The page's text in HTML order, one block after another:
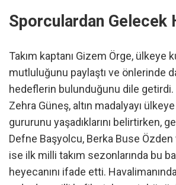
Sporculardan Gelecek
Takım kaptanı Gizem Örge, ülkeye
mutluluğunu paylaştı ve önlerinde
hedeflerin bulunduğunu dile
Zehra Güneş, altın madalyayı
gururunu yaşadıklarını belirtirken,
Defne Başyolcu, Berka Buse
ise ilk milli takım sezonlarında bu
heyecanını ifade etti.